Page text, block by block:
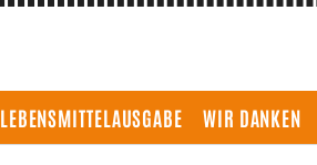
LEBENSMITTELAUSGABE WIR DANKEN